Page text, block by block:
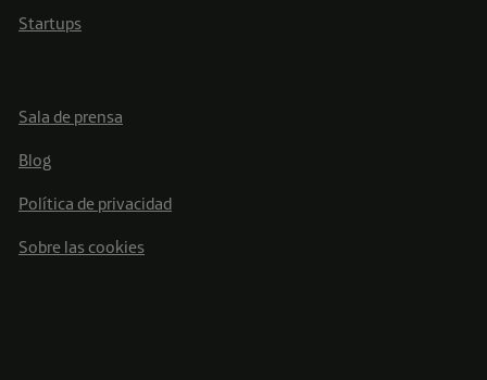
Startups
Sala de prensa
Blog
Política de privacidad
Sobre las cookies